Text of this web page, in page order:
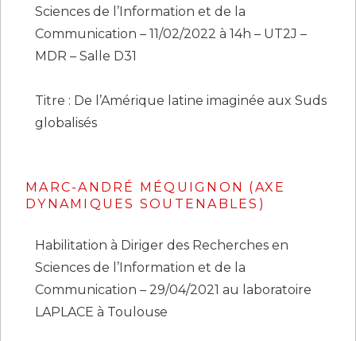
Sciences de l’Information et de la
Communication – 11/02/2022 à 14h – UT2J –
MDR – Salle D31
Titre : De l’Amérique latine imaginée aux Suds
globalisés
MARC-ANDRÉ MÉQUIGNON (AXE
DYNAMIQUES SOUTENABLES)
Habilitation à Diriger des Recherches en
Sciences de l’Information et de la
Communication – 29/04/2021 au laboratoire
LAPLACE à Toulouse